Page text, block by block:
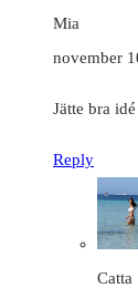
Mia
november
Jätte bra
Reply
Catta